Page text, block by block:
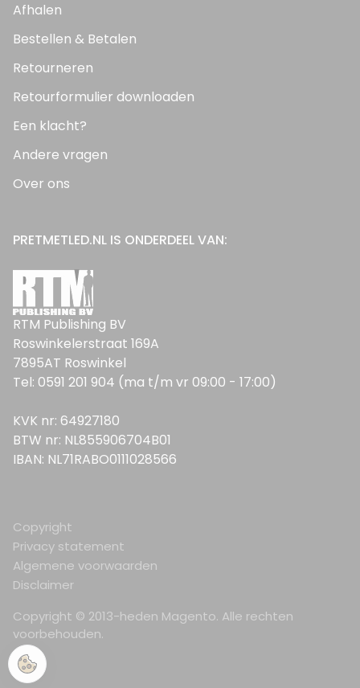
Afhalen
Bestellen & Betalen
Retourneren
Retourformulier downloaden
Een klacht?
Andere vragen
Over ons
PRETMETLED.NL IS ONDERDEEL VAN:
RTM Publishing BV
Roswinkelerstraat 169A
7895AT Roswinkel
Tel: 0591 201 904 (ma t/m vr 09:00 - 17:00)
KVK nr: 64927180
BTW nr: NL855906704B01
IBAN: NL71RABO0111028566
Copyright © 2013-heden Magento. Alle rechten
voorbehouden.
Copyright
Privacy statement
Algemene voorwaarden
Disclaimer